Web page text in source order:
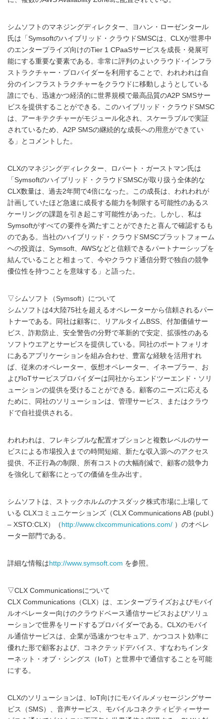
シムソフトのマネジングディレクター、ヨハン・ローゼンタール
氏は「Symsoftのハイブリッド・クラウドSMSCは、CLXが世界中
のエンタープライズ向けのTier 1 CPaaSサービスを成長・発展可
能にする重要な要素である。非常に評判のよいクラウド･インフラ
ストラクチャー・プロバイダーを利用することで、われわれは自
分のインフラストラクチャーをクラウドに移動しようとしている
誰にでも、迅速かつ経済的に世界規模で最高品質のA2P SMSサー
ビスを提供することができる。このハイブリッド・クラウドSMSC
は、アーキテクチャーがモジュール化され、スケーラブルで実証
されているため、A2P SMSの継続的な成長への用意ができてい
る」とコメントした。
CLXのマネジングディレクター、ロバート・ガーストマン氏は
「Symsoftのハイブリッド・クラウドSMSCが取り扱う全体的な
CLX数量は、過去2年間で4倍になった。この成長は、われわれが
計画していたほど急速に成長する能力を制限する可能性のあるス
ケーリングの課題を引き起こす可能性があった。しかし、私は
Symsoftがすべての要件を満たすことができたと喜んで確認するも
のである。当社のハイブリッド・クラウドSMSCプラットフォーム
への投資は、Symsoft、AWSなどと信頼できるパートナーシップを
結んでいることと相まって、今やクラウド通信分野で独自の競争
優位性を持つことを意味する」と語った。
▽シムソフト（Symsoft）について
シムソフトは4大陸75社を超えるオペレーターから信頼されるパー
トナーである。同社は顧客に、リアルタイムBSS、付加価値サー
ビス、詐欺防止、安全警告の分野で革新的で安定、拡張性のある
ソフトウエアとサービスを提供している。同社のポートフォリオ
にあるアプリケーションを組み合わせ、豊富な経験を活用すれ
ば、従来のオペレーター、仮想オペレーター、イネーブラー、お
よびIoTサービスプロバイダーは同社からエンドツーエンド・ソリ
ューションの提供を受けることができる。顧客のニーズに応える
ために、同社のソリューションは、管理サービス、またはクラウ
ドで自社提供される。
われわれは、フレキシブルな配置オプションと複数レベルのサー
ビスによる市場投入までの時間短縮、新たな収入源へのアクセス
提供、不正行為の制限、所有コストの大幅削減で、顧客の競争力
を強化して顧客にとっての価値を生み出す。
シムソフトは、ストックホルムのナスダック株式市場に上場して
いる CLXコミュニケーションズ（CLX Communications AB (publ.)
– XSTO:CLX）（ http://www.clxcommunications.com/ ）のオペレ
ーター部門である。
詳細な情報は http://www.symsoft.com を参照。
▽CLX Communicationsについて
CLX Communications（CLX）は、エンタープライズおよびモバイ
ルオペレーター向けのクラウドベース通信サービスおよびソリュ
ーションで世界をリードするプロバイダーである。CLXのモバイ
ル通信サービスは、企業が迅速かつセキュア、かつコスト効率に
優れた形で顧客および、コネクテッドデバイス、すなわちインタ
ーネット・オブ・シングス（IoT）と世界中で通信することを可能
にする。
CLXのソリューションは、IoT向けにモバイルメッセージングサー
ビス（SMS）、音声サービス、モバイルコネクティビティーサー